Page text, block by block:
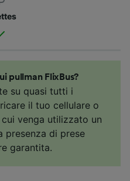
pullman FlixBus?
su quasi tutti i
il tuo cellulare o
venga utilizzato un
presenza di prese
garantita.